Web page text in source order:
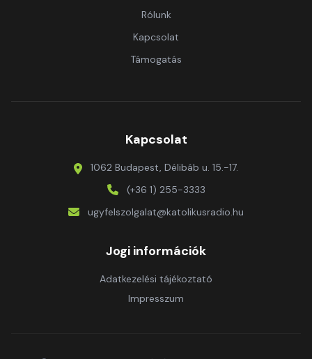
Rólunk
Kapcsolat
Támogatás
Kapcsolat
1062 Budapest, Délibáb u. 15.-17.
(+36 1) 255-3333
ugyfelszolgalat@katolikusradio.hu
Jogi információk
Adatkezelési tájékoztató
Impresszum